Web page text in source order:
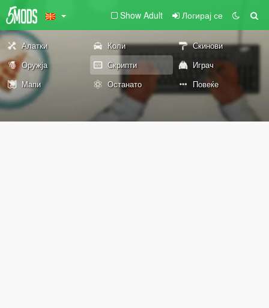
Show Adult Логирај се
Алатки Коли
Скинови
Оружја
Скрипти
Играч
Мапи
Останато Повеќе